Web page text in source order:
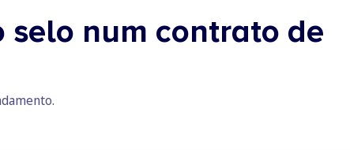
selo num contrato de